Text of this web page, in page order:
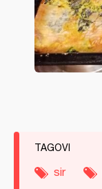
TAGOVI
sir